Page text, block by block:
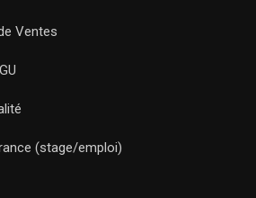
Ventes
(stage/emploi)